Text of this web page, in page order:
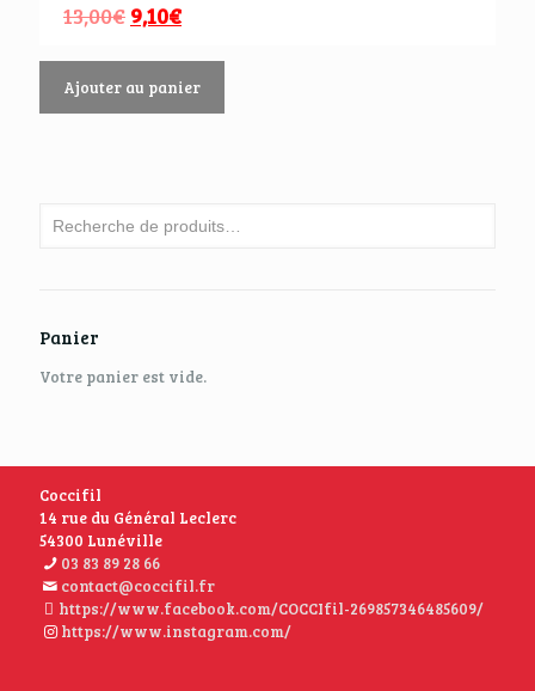
13,00€ 9,10€
Ajouter au panier
Panier
Votre panier est vide.
Coccifil
14 rue du Général Leclerc
54300 Lunéville
03 83 89 28 66
contact@coccifil.fr
https://www.facebook.com/COCCIfil-269857346485609/
https://www.instagram.com/